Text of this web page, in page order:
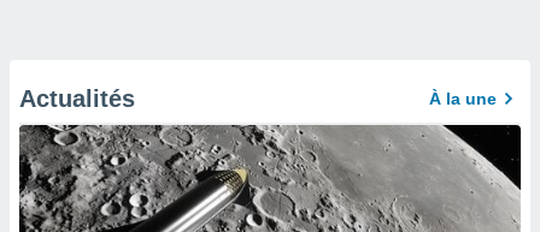
Actualités À la une